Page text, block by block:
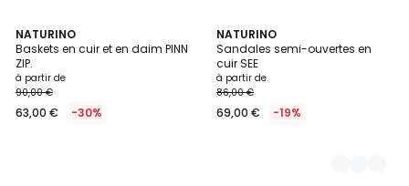
NATURINO
Baskets en cuir et en daim PINN
ZIP.
à partir de
90,00 €
63,00 € -30%
NATURINO
Sandales semi-ouvertes en
cuir SEE
à partir de
86,00 €
69,00 € -19%
2
Couleurs